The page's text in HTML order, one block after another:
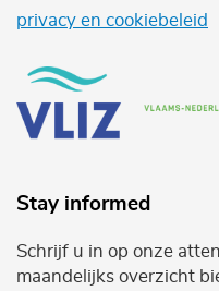
privacy en cookiebeleid
Stay informed
Schrijf u in op onze
maandelijks overzicht